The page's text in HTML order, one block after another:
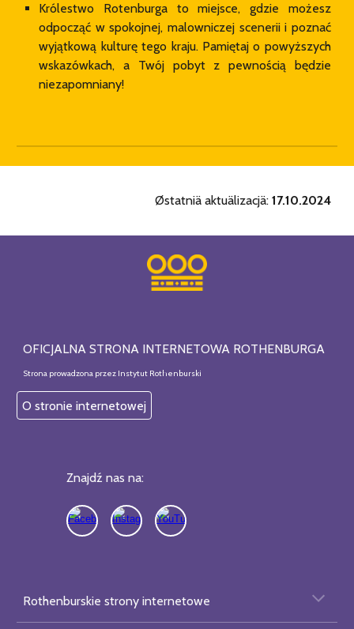
Królestwo Rotenburga to miejsce, gdzie możesz
odpocząć w spokojnej, malowniczej scenerii i poznać
wyjątkową kulturę tego kraju. Pamiętaj o powyższych
wskazówkach, a Twój pobyt z pewnością będzie
niezapomniany!
Østatniä aktuälizacjä: 17.10.2024
OFICJALNA STRONA INTERNETOWA ROTHENBURGA
Strona prowadzona przez Instytut Rothenburski
O stronie internetowej
Znajdź nas na:
Rothenburskie strony internetowe